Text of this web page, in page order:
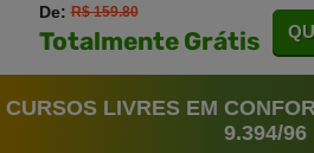
De:R$ 159.80
Totalmente Grátis
CURSOS LIVRES EM
9.394/96